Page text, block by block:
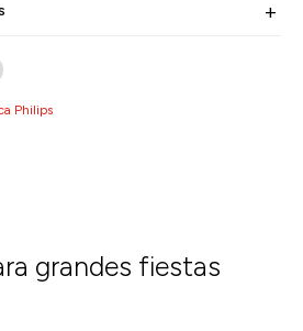
Philips
grandes fiestas